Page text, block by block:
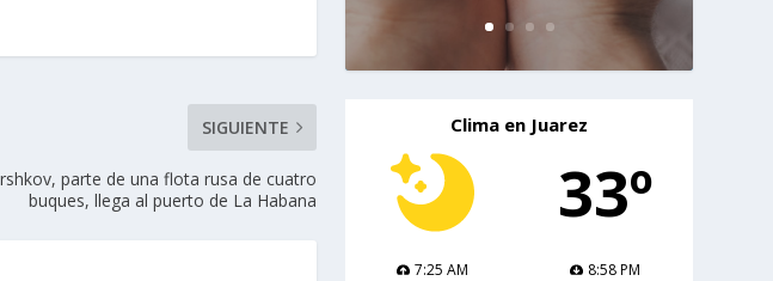
SIGUIENTE
parte de una flota rusa de cuatro
buques, llega al puerto de La Habana
Clima en Juarez
33º
7:25 AM
8:58 PM